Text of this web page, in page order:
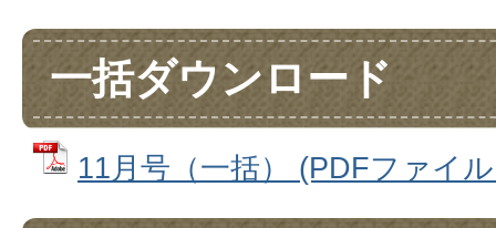
一括ダウンロード
11月号（一括） (PDFファイ